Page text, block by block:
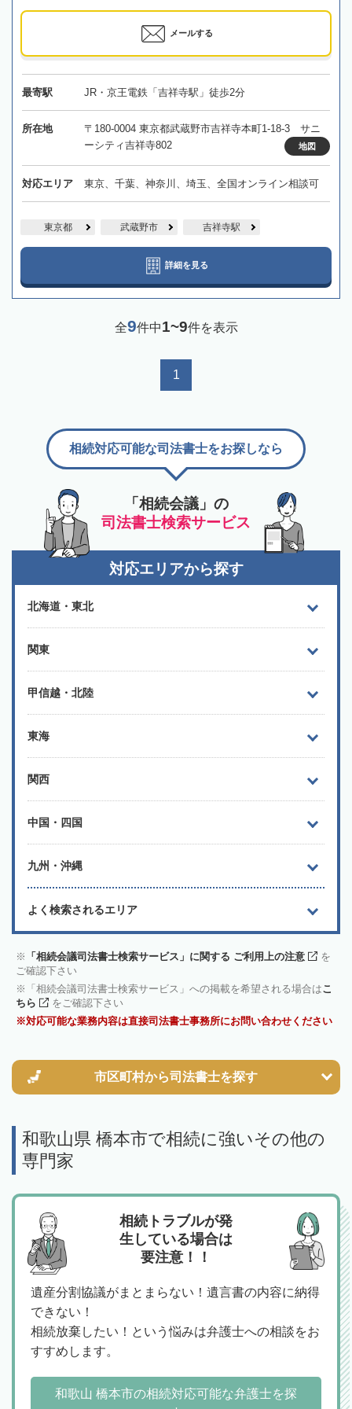
メールする
最寄駅 JR・京王電鉄「吉祥寺駅」徒歩2分
所在地
〒180-0004 東京都武蔵野市吉祥寺本町1-18-3 サニ
ーシティ吉祥寺802
地図
対応エリア 東京、千葉、神奈川、埼玉、全国オンライン相談可
東京都 武蔵野市 吉祥寺駅
詳細を見る
全9件中1~9件を表示
1
「相続会議」の
司法書士検索サービス
相続対応可能な司法書士をお探しなら
対応エリアから探す
北海道・東北
関東
甲信越・北陸
東海
関西
中国・四国
九州・沖縄
よく検索されるエリア
「相続会議司法書士検索サービス」に関する ご利用上の注意
を
ご確認下さい
「相続会議司法書士検索サービス」への掲載を希望される場合はこ
ちら
をご確認下さい
対応可能な業務内容は直接司法書士事務所にお問い合わせください
市区町村から司法書士を探す
和歌山県 橋本市で相続に強いその他の
専門家
相続トラブルが発
生している場合は
要注意！！
遺産分割協議がまとまらない！遺言書の内容に納得
できない！
相続放棄したい！という悩みは弁護士への相談をお
すすめします。
和歌山 橋本市の相続対応可能な弁護士を探